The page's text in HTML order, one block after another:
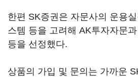
한편 SK증권은 자문사의 운용
스템 등을 고려해 AK투자자문
등을 선정했다.
상품의 가입 및 문의는 가까운